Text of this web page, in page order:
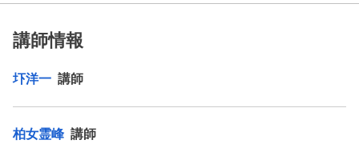
講師情報
圷洋一 講師
柏女霊峰 講師